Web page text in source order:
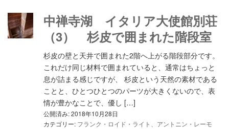
中禅寺湖 イタリア大使館別荘
（3） 杉皮で囲まれた階段室
杉皮の壁と天井で囲まれた2階へ上がる階段部分です。
これだけ同じ材料で囲まれていると、通常はちょっと
息が詰まる感じですが、 杉皮という天然の素材である
ことと、ひとつひとつのパーツが大きくないので、表
情が豊かなことで、優し […]
公開済み: 2018年10月28日
カテゴリー: フランク・ロイド・ライト、アントニン・レーモ